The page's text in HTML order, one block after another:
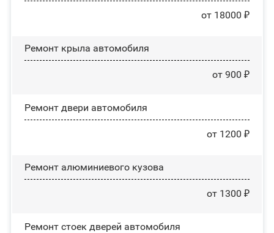
от 18000 ₽
Ремонт крыла автомобиля
от 900 ₽
Ремонт двери автомобиля
от 1200 ₽
Ремонт алюминиевого кузова
от 1300 ₽
Ремонт стоек дверей автомобиля